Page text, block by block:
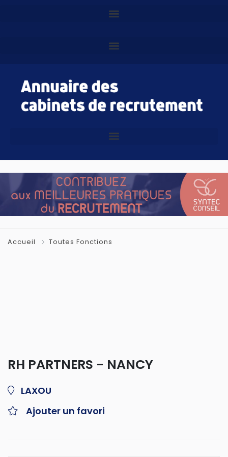
Accueil Toutes Fonctions
RH PARTNERS - NANCY
LAXOU
Ajouter un favori